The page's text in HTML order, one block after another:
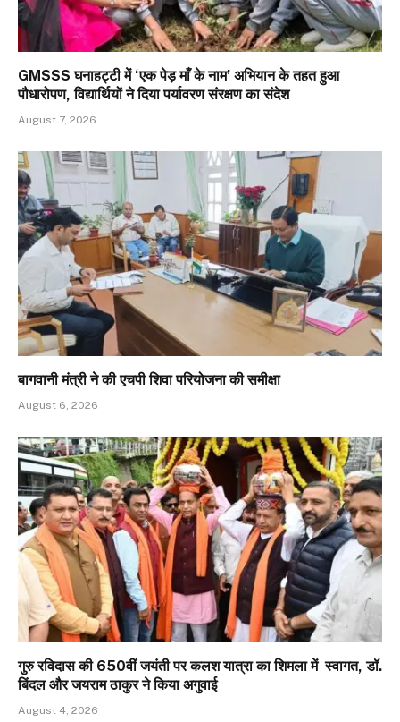
GMSSS घनाहट्टी में ‘एक पेड़ माँ के नाम’ अभियान के तहत हुआ
पौधारोपण, विद्यार्थियों ने दिया पर्यावरण संरक्षण का संदेश
August 7, 2026
बागवानी मंत्री ने की एचपी शिवा परियोजना की समीक्षा
August 6, 2026
गुरु रविदास की 650वीं जयंती पर कलश यात्रा का शिमला में स्वागत, डॉ.
बिंदल और जयराम ठाकुर ने किया अगुवाई
August 4, 2026